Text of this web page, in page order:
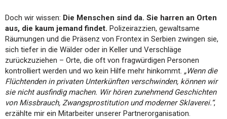
Doch wir wissen: Die Menschen sind da. Sie harren an Orten
aus, die kaum jemand findet. Polizeirazzien, gewaltsame
Räumungen und die Präsenz von Frontex in Serbien zwingen sie,
sich tiefer in die Wälder oder in Keller und Verschläge
zurückzuziehen – Orte, die oft von fragwürdigen Personen
kontrolliert werden und wo kein Hilfe mehr hinkommt. „Wenn die
Flüchtenden in privaten Unterkünften verschwinden, können wir
sie nicht ausfindig machen. Wir hören zunehmend Geschichten
von Missbrauch, Zwangsprostitution und moderner Sklaverei.“,
erzählte mir ein Mitarbeiter unserer Partnerorganisation.